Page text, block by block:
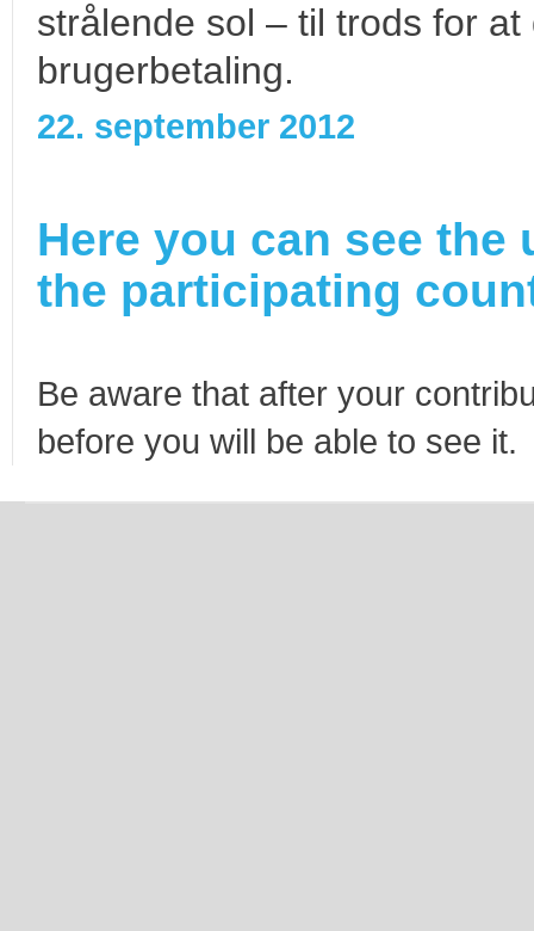
strålende sol – til trods for
brugerbetaling.
22. september 2012
Here you can see
the participating
Be aware that after your
before you will be able to see it.